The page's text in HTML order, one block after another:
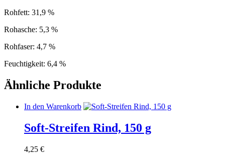
Rohfett: 31,9 %
Rohasche: 5,3 %
Rohfaser: 4,7 %
Feuchtigkeit: 6,4 %
Ähnliche Produkte
In den Warenkorb
Soft-Streifen Rind, 150 g
4,25 €